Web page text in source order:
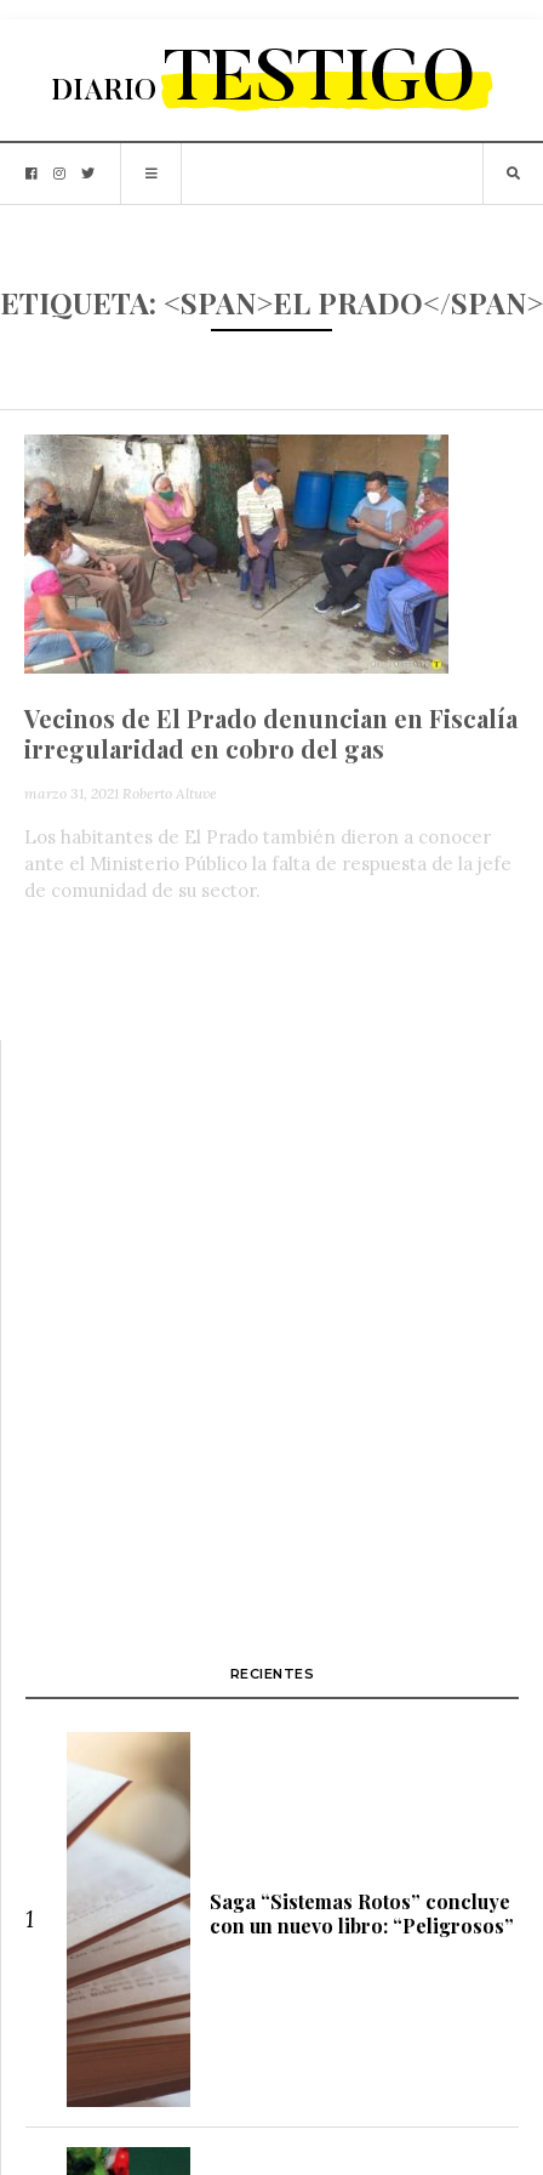
ETIQUETA: <SPAN>EL PRADO</SPAN>
Vecinos de El Prado denuncian en Fiscalía
irregularidad en cobro del gas
marzo 31, 2021 Roberto Altuve
Los habitantes de El Prado también dieron a conocer
ante el Ministerio Público la falta de respuesta de la jefe
de comunidad de su sector.
RECIENTES
1
Saga “Sistemas Rotos” concluye
con un nuevo libro: “Peligrosos”